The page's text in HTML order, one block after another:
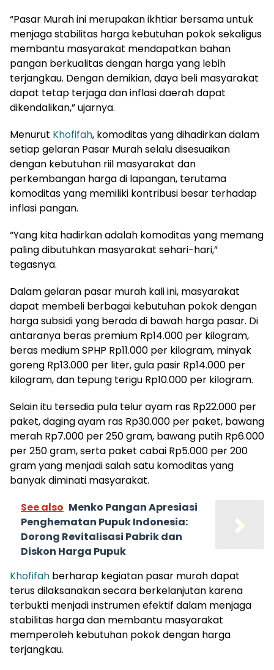
“Pasar Murah ini merupakan ikhtiar bersama untuk
menjaga stabilitas harga kebutuhan pokok sekaligus
membantu masyarakat mendapatkan bahan
pangan berkualitas dengan harga yang lebih
terjangkau. Dengan demikian, daya beli masyarakat
dapat tetap terjaga dan inflasi daerah dapat
dikendalikan,” ujarnya.
Menurut Khofifah, komoditas yang dihadirkan dalam
setiap gelaran Pasar Murah selalu disesuaikan
dengan kebutuhan riil masyarakat dan
perkembangan harga di lapangan, terutama
komoditas yang memiliki kontribusi besar terhadap
inflasi pangan.
“Yang kita hadirkan adalah komoditas yang memang
paling dibutuhkan masyarakat sehari-hari,”
tegasnya.
Dalam gelaran pasar murah kali ini, masyarakat
dapat membeli berbagai kebutuhan pokok dengan
harga subsidi yang berada di bawah harga pasar. Di
antaranya beras premium Rp14.000 per kilogram,
beras medium SPHP Rp11.000 per kilogram, minyak
goreng Rp13.000 per liter, gula pasir Rp14.000 per
kilogram, dan tepung terigu Rp10.000 per kilogram.
Selain itu tersedia pula telur ayam ras Rp22.000 per
paket, daging ayam ras Rp30.000 per paket, bawang
merah Rp7.000 per 250 gram, bawang putih Rp6.000
per 250 gram, serta paket cabai Rp5.000 per 200
gram yang menjadi salah satu komoditas yang
banyak diminati masyarakat.
See also Menko Pangan Apresiasi
Penghematan Pupuk Indonesia:
Dorong Revitalisasi Pabrik dan
Diskon Harga Pupuk
Khofifah berharap kegiatan pasar murah dapat
terus dilaksanakan secara berkelanjutan karena
terbukti menjadi instrumen efektif dalam menjaga
stabilitas harga dan membantu masyarakat
memperoleh kebutuhan pokok dengan harga
terjangkau.